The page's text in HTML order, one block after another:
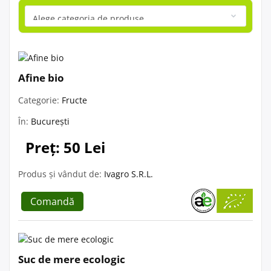
Afine bio
Categorie: Fructe
În: București
Preț: 50 Lei
Produs și vândut de: Ivagro S.R.L.
Comandă
Suc de mere ecologic